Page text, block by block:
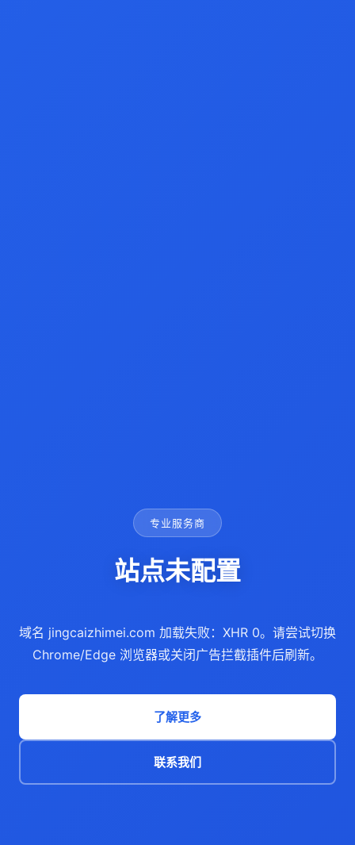
专业服务商
站点未配置
域名 jingcaizhimei.com 加载失败：XHR 0。请尝试切换
Chrome/Edge 浏览器或关闭广告拦截插件后刷新。
了解更多
联系我们